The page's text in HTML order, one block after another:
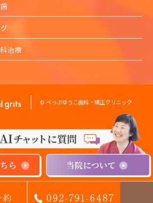
治療
© べっぷゆうこ歯科・矯正クリニック